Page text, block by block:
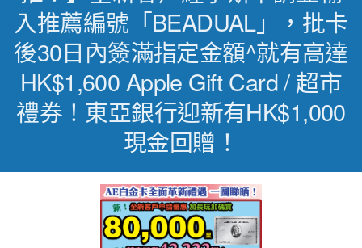
入推薦編號「BEADUAL」，批卡
後30日內簽滿指定金額^就有高達
HK$1,600 Apple Gift Card / 超市
禮券！東亞銀行迎新有HK$1,000
現金回贈！